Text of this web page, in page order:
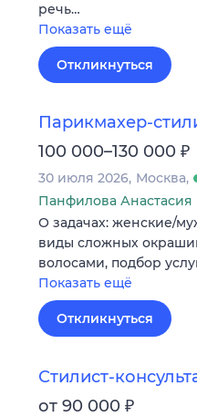
речь…
Показать ещё
Откликнуться
Парикмахер-
100 000–130 000 ₽
30 июля 2026 Москва
Панфилова Анастасия
О задачах: женские/
виды сложных
волосами, подбор
Показать ещё
Откликнуться
Стилист-
от 90 000 ₽